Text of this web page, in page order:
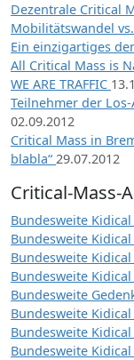
Dezentrale Critical
Mobilitätswandel
Ein einzigartiges
All Critical Mass is
WE ARE TRAFFIC
Teilnehmer der
02.09.2012
Critical Mass in
blabla“ 29.07.2012
Critical-Mass-
Bundesweite
Bundesweite
Bundesweite
Bundesweite
Bundesweite
Bundesweite
Bundesweite
Bundesweite